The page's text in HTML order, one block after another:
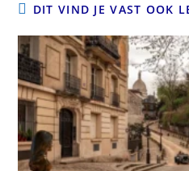
DIT VIND JE VAST OOK